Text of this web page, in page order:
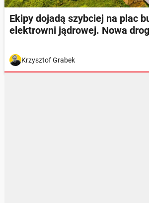
Ekipy dojadą szybciej na plac
elektrowni jądrowej. Nowa
Krzysztof Grabek